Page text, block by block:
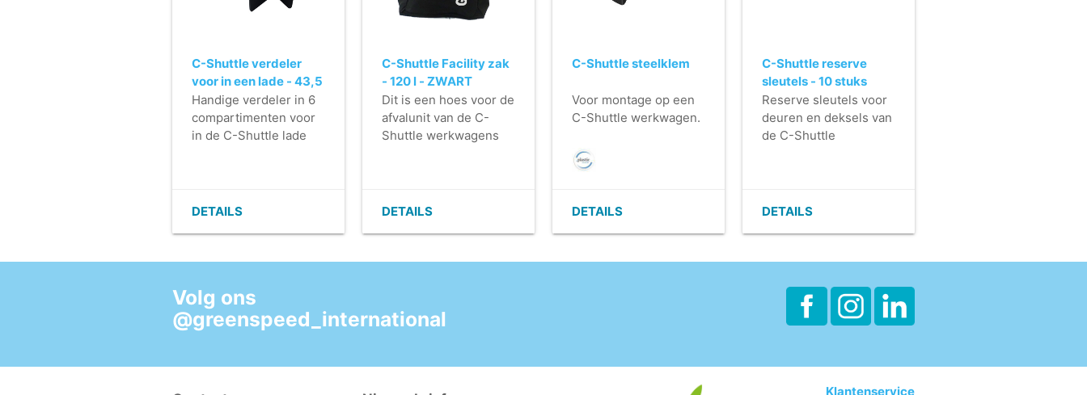
C-Shuttle verdeler
voor in een lade - 43,5
x 28,5 x 12,5 cm
Handige verdeler in 6
compartimenten voor
in de C-Shuttle lade
DETAILS
C-Shuttle Facility zak
- 120 l - ZWART
Dit is een hoes voor de
afvalunit van de C-
Shuttle werkwagens
een optimale
onzichtbaar op de
DETAILS
C-Shuttle steelklem
Voor montage op een
C-Shuttle werkwagen.
DETAILS
C-Shuttle reserve
sleutels - 10 stuks
Reserve sleutels voor
deuren en deksels van
de C-Shuttle
DETAILS
Volg ons
@greenspeed_international
Klantenservice